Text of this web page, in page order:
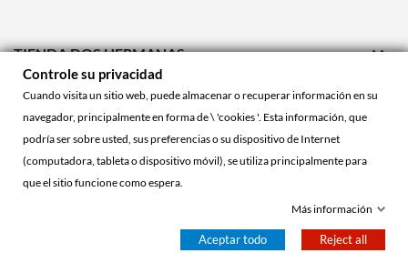
TIENDA DOS HERMANAS 
TIENDA ONLINE 
ACCOUNT
Controle su privacidad
Cuando visita un sitio web, puede almacenar o recuperar información en su
navegador, principalmente en forma de \ 'cookies '. Esta información, que
podría ser sobre usted, sus preferencias o su dispositivo de Internet
(computadora, tableta o dispositivo móvil), se utiliza principalmente para
que el sitio funcione como espera.
Más información
Aceptar todo Reject all